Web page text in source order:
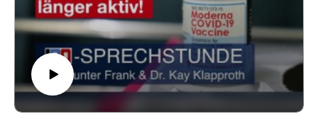
https://www.youtube.com/channel/UC7lPnoYBmEGuGC9l4
EAHSPw
Unterstütze IDA:
Paypal: www.paypal.com/paypalme/idaheidelberg IBAN:
DE92 6729 0000 0149 7007 73 BIC: GENODE61HD1